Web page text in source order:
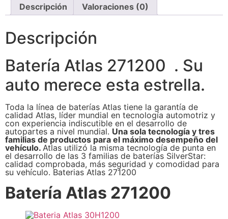
Descripción Valoraciones (0)
Descripción
Batería Atlas 271200 . Su
auto merece esta estrella.
Toda la línea de baterías Atlas tiene la garantía de
calidad Atlas, líder mundial en tecnología automotriz y
con experiencia indiscutible en el desarrollo de
autopartes a nivel mundial. Una sola tecnología y tres
familias de productos para el máximo desempeño del
vehículo. Atlas utilizó la misma tecnología de punta en
el desarrollo de las 3 familias de baterías SilverStar:
calidad comprobada, más seguridad y comodidad para
su vehículo. Baterias Atlas 271200
Batería Atlas 271200